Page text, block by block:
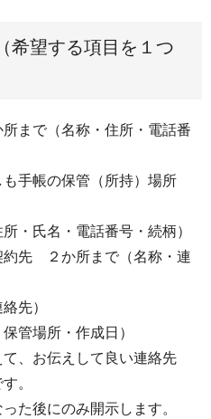
希望する項目を１つ
まで（名称・住所・電話番
手帳の保管（所持）場所
氏名・電話番号・続柄）
先 ２か所まで（名称・連
先）
管場所・作成日）
、お伝えして良い連絡先
。
た後にのみ開示します。